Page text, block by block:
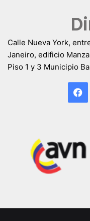
Calle Nueva York,
Janeiro, edificio
Piso 1 y 3 Municipio